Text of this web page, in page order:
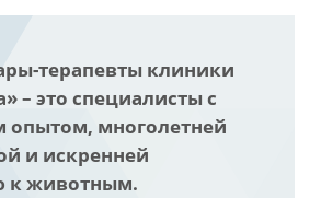
терапевты клиники
– это специалисты с
многолетней
и искренней
к животным.